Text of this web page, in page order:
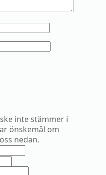
inte stämmer i
önskemål om
nedan.